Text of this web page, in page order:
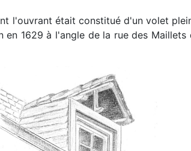
l'ouvrant était constitué d'un volet
1629 à l'angle de la rue des